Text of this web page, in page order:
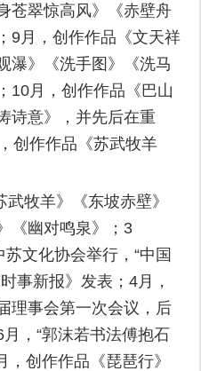
苍翠惊高风》《赤壁舟
9月，创作作品《文天祥
瀑》《洗手图》《洗马
10月，创作作品《巴山
诗意》，并先后在重
创作作品《苏武牧羊
牧羊》《东坡赤壁》
《幽对鸣泉》；3
苏文化协会举行，“中国
事新报》发表；4月，
理事会第一次会议，后
，“郭沫若书法傅抱石
，创作作品《琵琶行》